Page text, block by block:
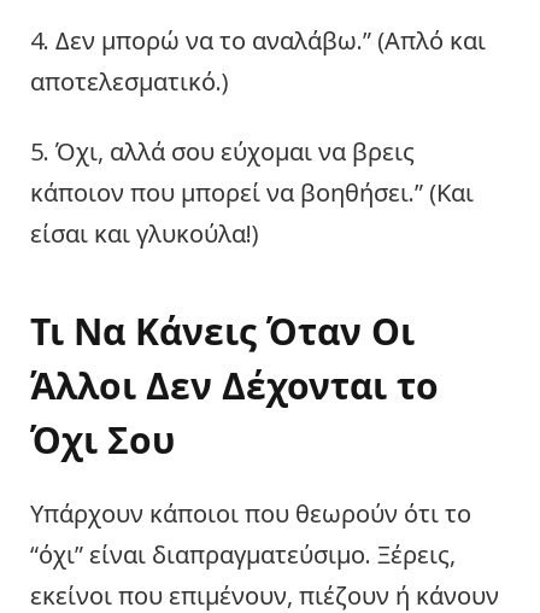
4. Δεν μπορώ να το αναλάβω.” (Απλό και
αποτελεσματικό.)
5. Όχι, αλλά σου εύχομαι να βρεις
κάποιον που μπορεί να βοηθήσει.” (Και
είσαι και γλυκούλα!)
Τι Να Κάνεις Όταν Οι
Άλλοι Δεν Δέχονται το
Όχι Σου
Υπάρχουν κάποιοι που θεωρούν ότι το
“όχι” είναι διαπραγματεύσιμο. Ξέρεις,
εκείνοι που επιμένουν, πιέζουν ή κάνουν